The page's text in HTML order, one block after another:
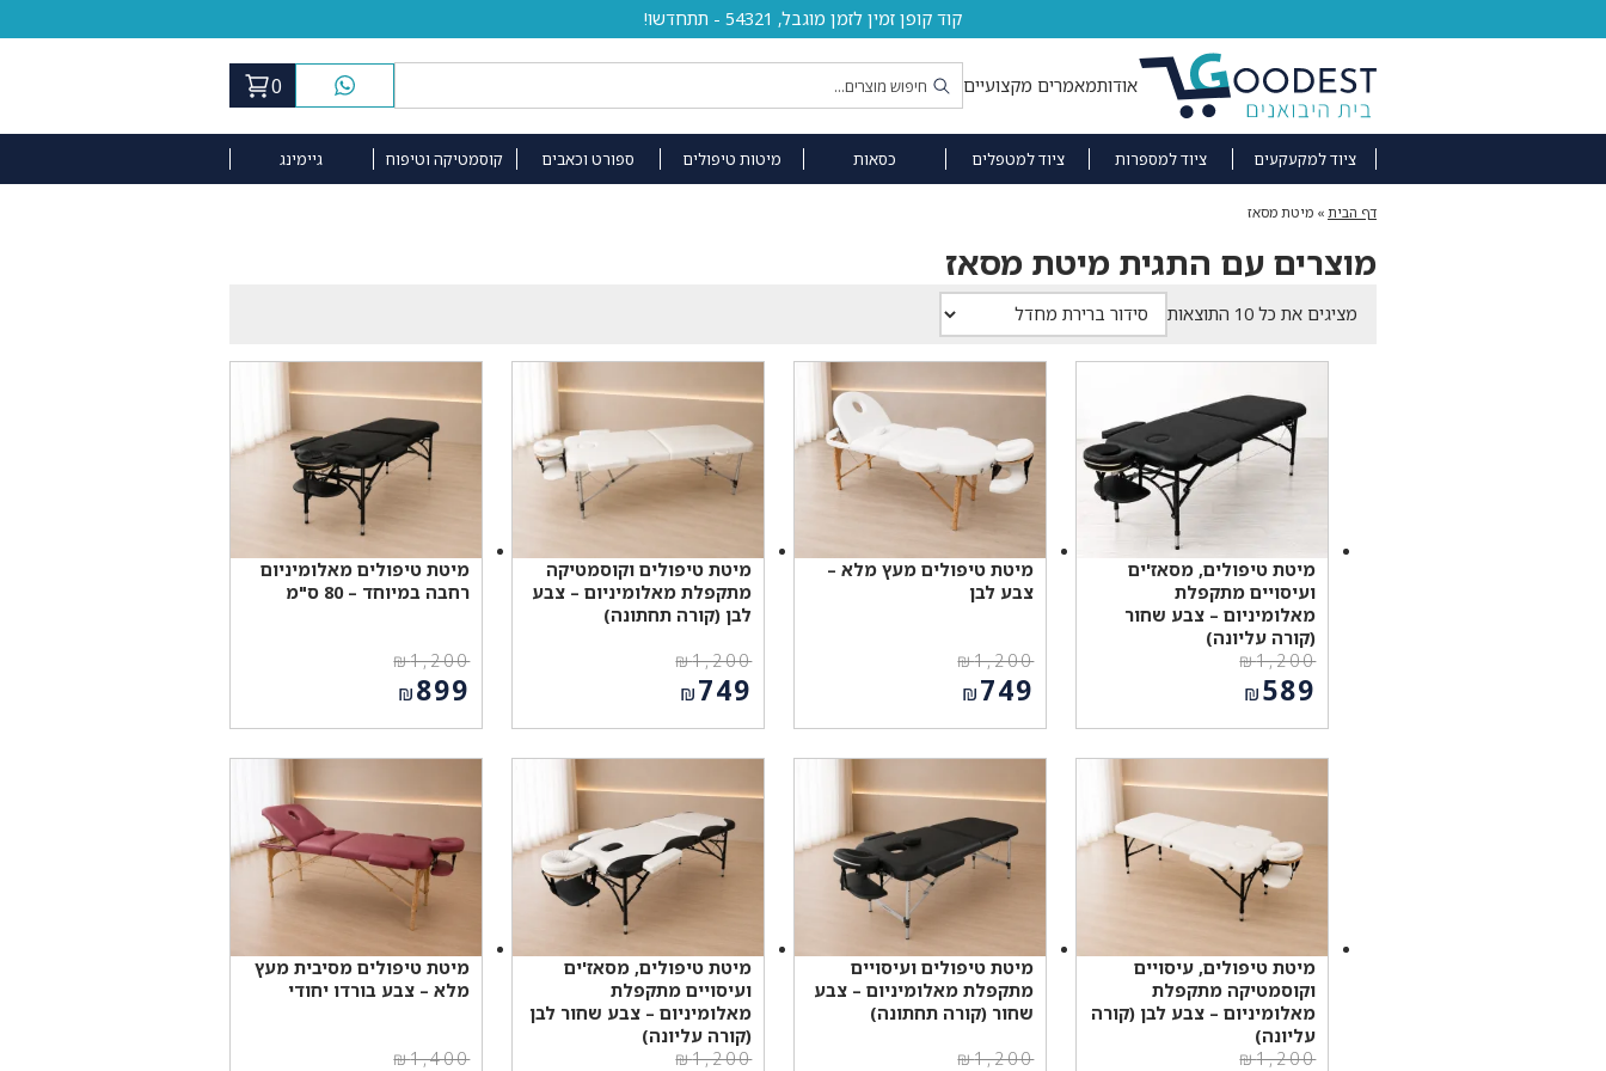
קוד קופן זמין לזמן מוגבל, 54321 - תתחדשו!
אודותמאמרים מקצועיים 0
ציוד למקעקעים ציוד למספרות ציוד למטפלים כסאות מיטות טיפולים ספורט וכאבים קוסמטיקה וטיפוח גיימינג
דף הבית » מיטת מסאז
מוצרים עם התגית מיטת מסאז
מציגים את כל ⁦10⁩ התוצאות
מיטת טיפולים, מסאז'ים
ועיסויים מתקפלת
מאלומיניום – צבע שחור
(קורה עליונה)
₪1,200
המחיר
המקורי
היה:
₪589
הוא:
₪589.
מיטת טיפולים מעץ מלא –
צבע לבן
₪1,200
המחיר
המקורי
היה:
₪749
הוא:
מיטת טיפולים וקוסמטיקה
מתקפלת מאלומיניום – צבע
לבן (קורה תחתונה)
₪1,200
המחיר
המקורי
היה:
₪749
הוא:
₪749.
מיטת טיפולים מאלומיניום
רחבה במיוחד – 80 ס"מ
₪1,200
המחיר
המקורי
היה:
₪899
הוא:
מיטת טיפולים, עיסויים
וקוסמטיקה מתקפלת
מאלומיניום – צבע לבן (קורה
עליונה)
₪1,200
מיטת טיפולים ועיסויים
מתקפלת מאלומיניום – צבע
שחור (קורה תחתונה)
₪1,200
מיטת טיפולים, מסאז'ים
ועיסויים מתקפלת
מאלומיניום – צבע שחור לבן
(קורה עליונה)
₪1,200
מיטת טיפולים מסיבית מעץ
מלא – צבע בורדו יחודי
₪1,400